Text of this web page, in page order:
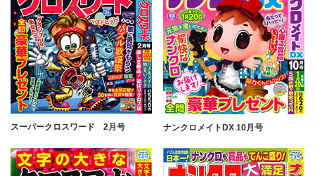
スーパークロスワード 2月号 ナンクロメイトDX 10月号